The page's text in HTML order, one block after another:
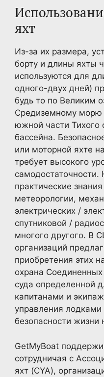
яхт
Из-за их размера,
борту и длины яхты
используются для
одного-двух дней)
будь то по Великим
Средиземному морю
южной части Тихого
бассейна.
или моторной яхте
требует высокого
практические
метеорологии,
электрических /
спутниковой /
многого другого. В
организаций
приобретения этих
охрана
суда определенной
капитанами и
управления
безопасности жизни
GetMyBoat
сотрудничая с
яхт (CYA),